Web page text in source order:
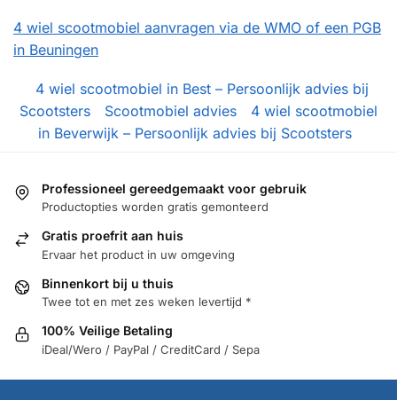
4 wiel scootmobiel aanvragen via de WMO of een PGB
in Beuningen
4 wiel scootmobiel in Best – Persoonlijk advies bij
Scootsters
Scootmobiel advies
4 wiel scootmobiel
in Beverwijk – Persoonlijk advies bij Scootsters
Professioneel gereedgemaakt voor gebruik
Productopties worden gratis gemonteerd
Gratis proefrit aan huis
Ervaar het product in uw omgeving
Binnenkort bij u thuis
Twee tot en met zes weken levertijd *
100% Veilige Betaling
iDeal/Wero / PayPal / CreditCard / Sepa